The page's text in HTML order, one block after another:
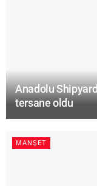
Anadolu
tersane oldu
MANŞET